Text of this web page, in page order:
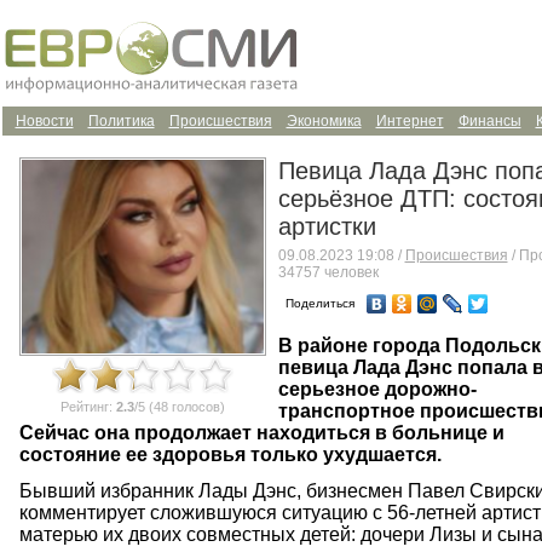
Финансы
Интернет
Экономика
Происшествия
Политика
Новости
Рейтинг: 2.3/5 (48 голосов)
Певица Лада Дэнс
серьёзное ДТП:
артистки
09.08.2023 19:08 / Происшествия /
34757 человек
Поделиться
В районе города Подольск
певица Лада Дэнс попала
серьезное дорожно-
транспортное
Сейчас она продолжает находиться в больнице и
состояние ее здоровья только ухудшается.
Бывший избранник Лады Дэнс, бизнесмен Павел
комментирует сложившуюся ситуацию с 56-летней
матерью их двоих совместных детей: дочери Лизы и